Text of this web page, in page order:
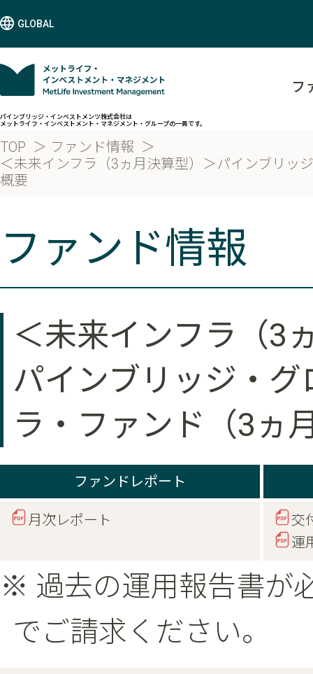
GLOBAL
パインブリッジ・インベストメンツ株式会社は
メットライフ・インベストメント・マネジメント・グループの一員です。
フ
TOP
ファンド情報
＜未来インフラ（3ヵ月決算型）＞パインブリッ
概要
ファンド情報
＜未来インフラ（3
パインブリッジ・
ラ・ファンド（3ヵ
ファンドレポート
月次レポート
交
運
※ 過去の運用報告書が
でご請求ください。